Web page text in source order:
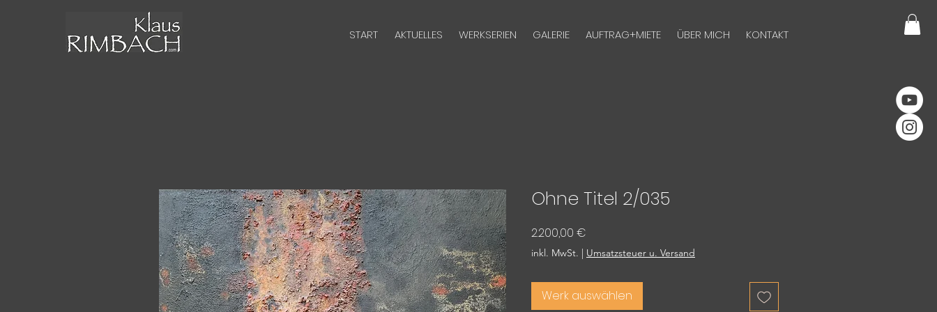
START AKTUELLES WERKSERIEN GALERIE AUFTRAG+MIETE ÜBER MICH KONTAKT
Ohne Titel 2/035
2.200,00 €
inkl. MwSt. | Umsatzsteuer u. Versand
Werk auswählen